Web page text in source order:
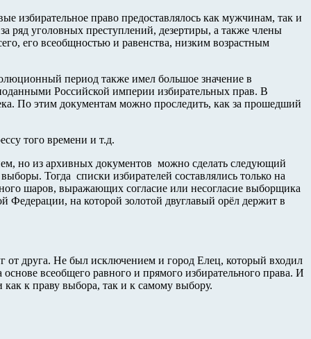
избирательное право предоставлялось как мужчинам, так и
ряд уголовных преступлений, дезертиры, а также члены
его всеобщностью и равенства, низким возрастным
период также имел большое значение в
Российской империи избирательных прав. В
По этим документам можно проследить, как за прошедший
того времени и т.д.
но из архивных документов можно сделать следующий
Тогда списки избирателей составлялись только на
шаров, выражающих согласие или несогласие выборщика
Федерации, на которой золотой двуглавый орёл держит в
друга. Не был исключением и город Елец, который входил
всеобщего равного и прямого избирательного права. И
к праву выбора, так и к самому выбору.